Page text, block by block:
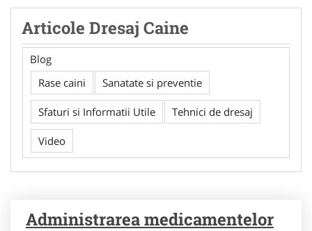
Articole Dresaj Caine
Blog
Rase caini
Sanatate si preventie
Sfaturi si Informatii Utile Tehnici de dresaj
Video
Administrarea medicamentelor